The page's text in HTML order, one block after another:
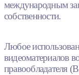
международным
собственности.
Любое
видеоматериалов
правообладателя